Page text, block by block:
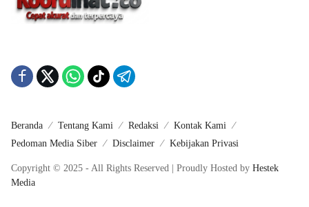
Beranda Tentang Kami Redaksi
Kontak Kami
Pedoman Media Siber
Disclaimer Kebijakan Privasi
Copyright © 2025 - All Rights Reserved | Proudly Hosted by Hestek
Media